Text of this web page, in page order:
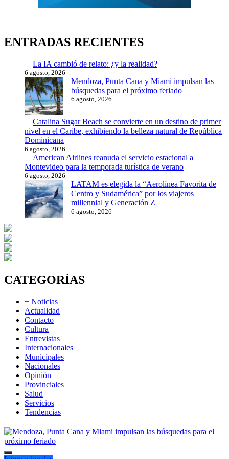
ENTRADAS RECIENTES
La IA cambió de relato: ¿y la realidad?
6 agosto, 2026
Mendoza, Punta Cana y Miami impulsan las
búsquedas para el próximo feriado
6 agosto, 2026
Catalina Sugar Beach se convierte en un destino de primer
nivel en el Caribe, exhibiendo la belleza natural de República
Dominicana
6 agosto, 2026
American Airlines reanuda el servicio estacional a
Montevideo para la temporada turística de verano
6 agosto, 2026
LATAM es elegida la “Aerolínea Favorita de
Centro y Sudamérica” por los viajeros
millennial y Generación Z
6 agosto, 2026
CATEGORÍAS
+ Noticias
Actualidad
Contacto
Cultura
Entrevistas
Internacionales
Municipales
Nacionales
Opinión
Provinciales
Salud
Servicios
Tendencias